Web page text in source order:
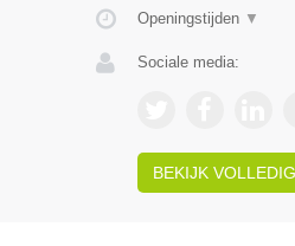
Openingstijden ▼
Sociale media:
BEKIJK